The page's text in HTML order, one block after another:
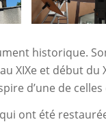
historique.
XIXe et début
d’une de celles
ont été